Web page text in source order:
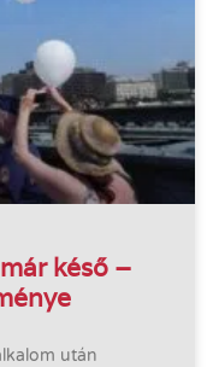
késő –
után